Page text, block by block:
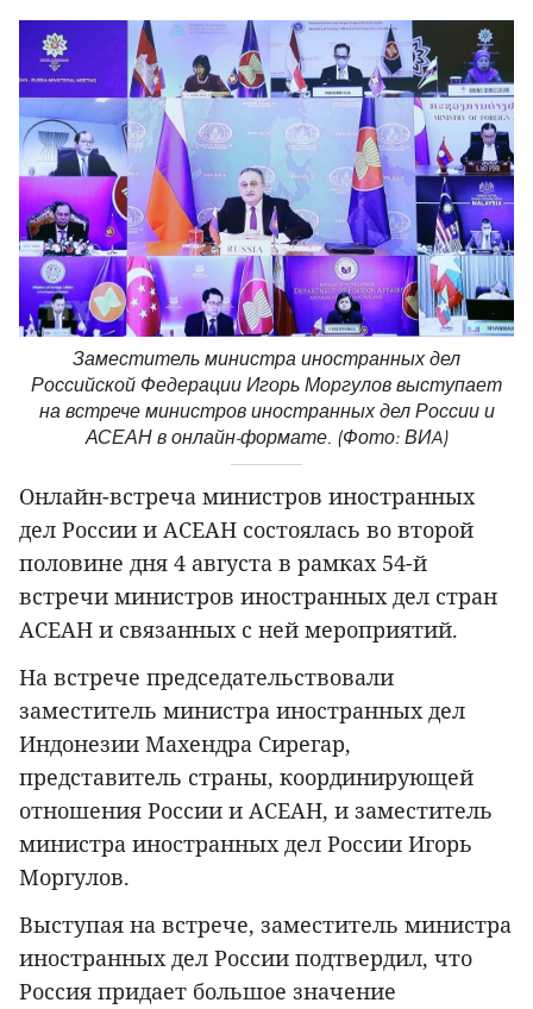
Заместитель министра иностранных дел
Российской Федерации Игорь Моргулов выступает
на встрече министров иностранных дел России и
АСЕАН в онлайн-формате. (Фото: ВИA)
Онлайн-встреча министров иностранных
дел России и АСЕАН состоялась во второй
половине дня 4 августа в рамках 54-й
встречи министров иностранных дел стран
АСЕАН и связанных с ней мероприятий.
На встрече председательствовали
заместитель министра иностранных дел
Индонезии Махендра Сирегар,
представитель страны, координирующей
отношения России и АСЕАН, и заместитель
министра иностранных дел России Игорь
Моргулов.
Выступая на встрече, заместитель министра
иностранных дел России подтвердил, что
Россия придает большое значение